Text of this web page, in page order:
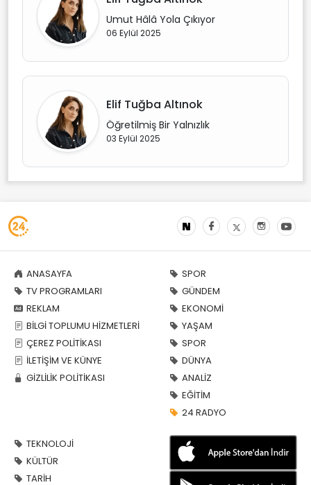
Umut Hâlâ Yola Çıkıyor
06 Eylül 2025
Elif Tuğba Altınok
Öğretilmiş Bir Yalnızlık
03 Eylül 2025
ANASAYFA
TV PROGRAMLARI
REKLAM
BİLGİ TOPLUMU HİZMETLERİ
ÇEREZ POLİTİKASI
İLETİŞİM VE KÜNYE
GİZLİLİK POLİTİKASI
SPOR
GÜNDEM
EKONOMİ
YAŞAM
SPOR
DÜNYA
ANALİZ
EĞİTİM
24 RADYO
TEKNOLOJİ
KÜLTÜR
TARİH